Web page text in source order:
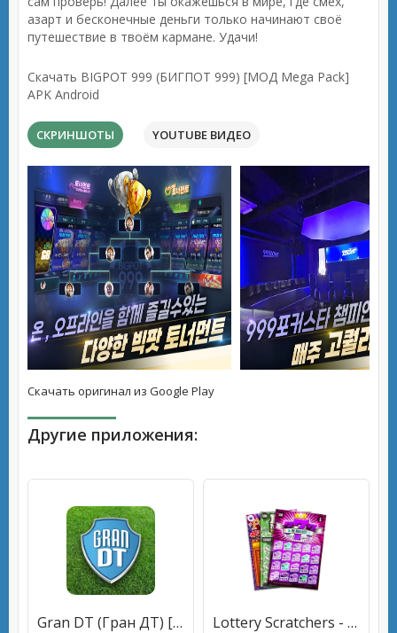
азарт и бесконечные деньги только начинают своё
путешествие в твоём кармане. Удачи!
Скачать BIGPOT 999 (БИГПОТ 999) [МОД Mega Pack]
APK Android
СКРИНШОТЫ YOUTUBE ВИДЕО
Скачать оригинал из Google Play
Другие приложения:
Gran DT (Гран ДТ) [МОД Много денег] APK Android Lottery Scratchers - Winners [МОД Mega Pack] APK Android